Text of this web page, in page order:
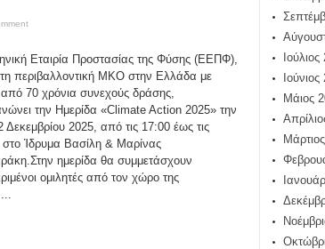
Εταιρία Προστασίας της Φύσης (ΕΕΠΦ),
περιβαλλοντική ΜΚΟ στην Ελλάδα με
70 χρόνια συνεχούς δράσης,
την Ημερίδα «Climate Action 2025» την
Δεκεμβρίου 2025, από τις 17:00 έως τις
Ίδρυμα Βασίλη & Μαρίνας
ημερίδα θα συμμετάσχουν
ομιλητές από τον χώρο της
Μάιος